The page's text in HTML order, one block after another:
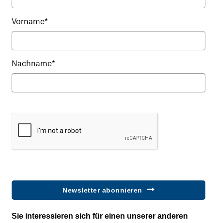
Vorname*
Nachname*
Newsletter abonnieren
Sie interessieren sich für einen unserer anderen